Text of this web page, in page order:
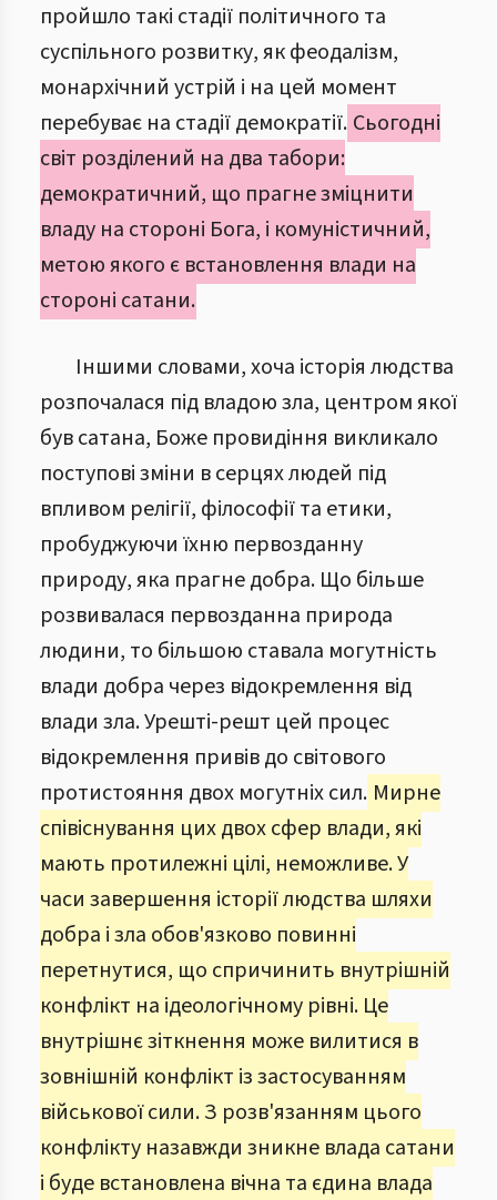
пройшло такі стадії політичного та
суспільного розвитку, як феодалізм,
монархічний устрій і на цей момент
перебуває на стадії демократії. Сьогодні
світ розділений на два табори:
демократичний, що прагне зміцнити
владу на стороні Бога, і комуністичний,
метою якого є встановлення влади на
стороні сатани.
Іншими словами, хоча історія людства
розпочалася під владою зла, центром якої
був сатана, Боже провидіння викликало
поступові зміни в серцях людей під
впливом релігії, філософії та етики,
пробуджуючи їхню первозданну
природу, яка прагне добра. Що більше
розвивалася первозданна природа
людини, то більшою ставала могутність
влади добра через відокремлення від
влади зла. Урешті-решт цей процес
відокремлення привів до світового
протистояння двох могутніх сил. Мирне
співіснування цих двох сфер влади, які
мають протилежні цілі, неможливе. У
часи завершення історії людства шляхи
добра і зла обов'язково повинні
перетнутися, що спричинить внутрішній
конфлікт на ідеологічному рівні. Це
внутрішнє зіткнення може вилитися в
зовнішній конфлікт із застосуванням
військової сили. З розв'язанням цього
конфлікту назавжди зникне влада сатани
і буде встановлена вічна та єдина влада